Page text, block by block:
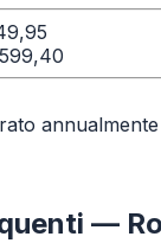
599,40
annualmente
—